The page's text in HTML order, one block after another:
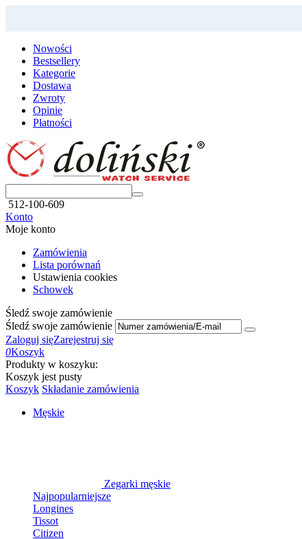
Nowości
Bestsellery
Kategorie
Dostawa
Zwroty
Opinie
Płatności
512-100-609
Konto
Moje konto
Zamówienia
Lista porównań
Ustawienia cookies
Schowek
Śledź swoje zamówienie
Śledź swoje zamówienie
Zaloguj sięZarejestruj się
0Koszyk
Produkty w koszyku:
Koszyk jest pusty
Koszyk Składanie zamówienia
Męskie
Zegarki męskie
Najpopularniejsze
Longines
Tissot
Citizen